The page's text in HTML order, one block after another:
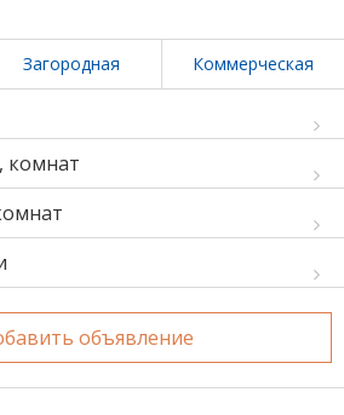
Загородная Коммерческая
комнат
объявление